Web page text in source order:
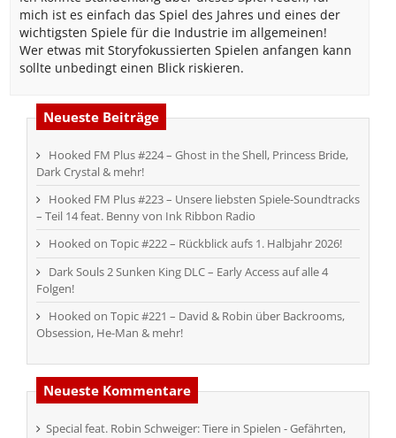
mich ist es einfach das Spiel des Jahres und eines der
wichtigsten Spiele für die Industrie im allgemeinen!
Wer etwas mit Storyfokussierten Spielen anfangen kann
sollte unbedingt einen Blick riskieren.
Neueste Beiträge
Hooked FM Plus #224 – Ghost in the Shell, Princess Bride,
Dark Crystal & mehr!
Hooked FM Plus #223 – Unsere liebsten Spiele-Soundtracks
– Teil 14 feat. Benny von Ink Ribbon Radio
Hooked on Topic #222 – Rückblick aufs 1. Halbjahr 2026!
Dark Souls 2 Sunken King DLC – Early Access auf alle 4
Folgen!
Hooked on Topic #221 – David & Robin über Backrooms,
Obsession, He-Man & mehr!
Neueste Kommentare
Special feat. Robin Schweiger: Tiere in Spielen - Gefährten,